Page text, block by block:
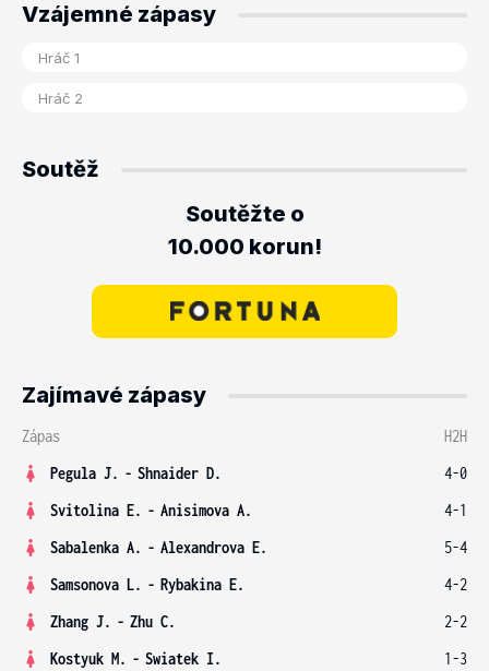
Vzájemné zápasy
Soutěž
Soutěžte o
10.000 korun!
Zajímavé zápasy
Zápas
H2H
Pegula J. - Shnaider D.
4-0
Svitolina E. - Anisimova A.
4-1
Sabalenka A. - Alexandrova E.
5-4
Samsonova L. - Rybakina E.
4-2
Zhang J. - Zhu C.
2-2
Kostyuk M. - Swiatek I. 1-3